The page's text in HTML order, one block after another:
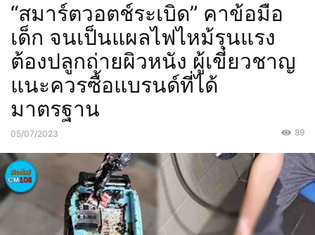
“สมาร์ตวอตช์ระเบิด” คาข้อมือ
เด็ก จนเป็นแผลไฟไหม้รุนแรง
ต้องปลูกถ่ายผิวหนัง ผู้เขี่ยวชาญ
แนะควรซื้อแบรนด์ที่ได้
มาตรฐาน
05/07/2023 89